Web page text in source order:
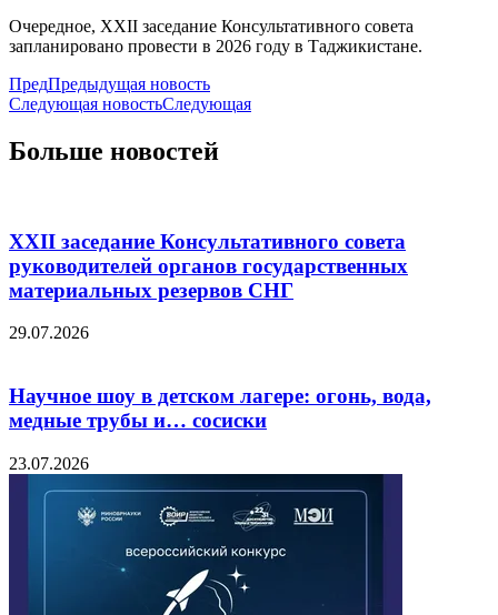
Очередное, XXII заседание Консультативного совета
запланировано провести в 2026 году в Таджикистане.
ПредПредыдущая новость
Следующая новостьСледующая
Больше новостей
XXII заседание Консультативного совета
руководителей органов государственных
материальных резервов СНГ
29.07.2026
Научное шоу в детском лагере: огонь, вода,
медные трубы и… сосиски
23.07.2026